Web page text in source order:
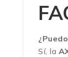
Sí, la